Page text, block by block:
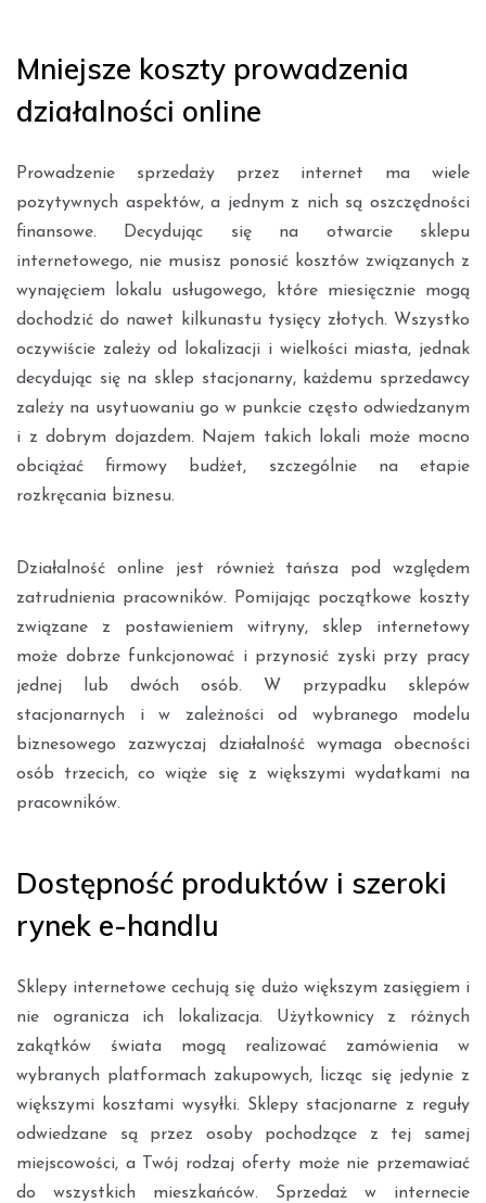
Mniejsze koszty prowadzenia
działalności online
Prowadzenie sprzedaży przez internet ma wiele
pozytywnych aspektów, a jednym z nich są oszczędności
finansowe. Decydując się na otwarcie sklepu
internetowego, nie musisz ponosić kosztów związanych z
wynajęciem lokalu usługowego, które miesięcznie mogą
dochodzić do nawet kilkunastu tysięcy złotych. Wszystko
oczywiście zależy od lokalizacji i wielkości miasta, jednak
decydując się na sklep stacjonarny, każdemu sprzedawcy
zależy na usytuowaniu go w punkcie często odwiedzanym
i z dobrym dojazdem. Najem takich lokali może mocno
obciążać firmowy budżet, szczególnie na etapie
rozkręcania biznesu.
Działalność online jest również tańsza pod względem
zatrudnienia pracowników. Pomijając początkowe koszty
związane z postawieniem witryny, sklep internetowy
może dobrze funkcjonować i przynosić zyski przy pracy
jednej lub dwóch osób. W przypadku sklepów
stacjonarnych i w zależności od wybranego modelu
biznesowego zazwyczaj działalność wymaga obecności
osób trzecich, co wiąże się z większymi wydatkami na
pracowników.
Dostępność produktów i szeroki
rynek e-handlu
Sklepy internetowe cechują się dużo większym zasięgiem i
nie ogranicza ich lokalizacja. Użytkownicy z różnych
zakątków świata mogą realizować zamówienia w
wybranych platformach zakupowych, licząc się jedynie z
większymi kosztami wysyłki. Sklepy stacjonarne z reguły
odwiedzane są przez osoby pochodzące z tej samej
miejscowości, a Twój rodzaj oferty może nie przemawiać
do wszystkich mieszkańców. Sprzedaż w internecie